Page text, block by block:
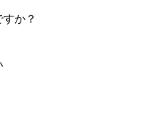
か？